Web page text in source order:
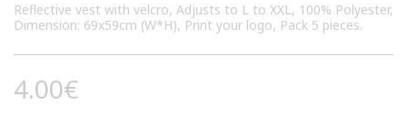
Reflective vest with velcro, Adjusts to L to XXL, 100% Polyester,
Dimension: 69x59cm (W*H), Print your logo, Pack 5 pieces.
4.00€